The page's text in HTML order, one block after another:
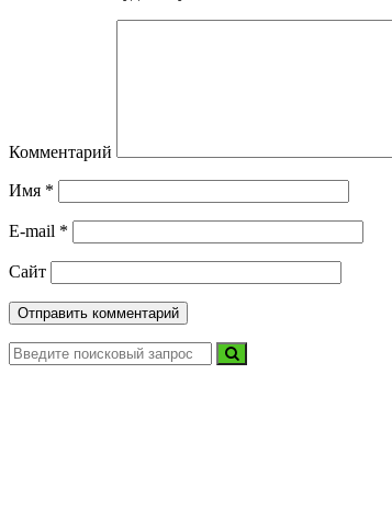
Комментарий
Имя *
E-mail *
Сайт